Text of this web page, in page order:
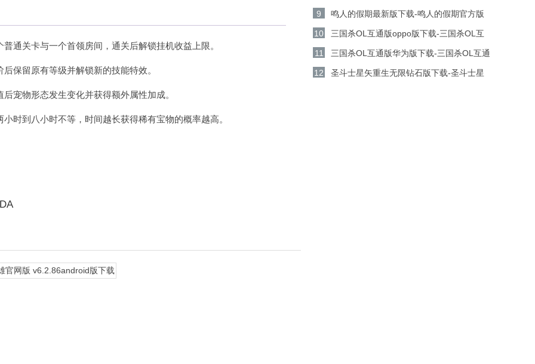
通关卡与一个首领房间，通关后解锁挂机收益上限。
保留原有等级并解锁新的技能特效。
宠物形态发生变化并获得额外属性加成。
时到八小时不等，时间越长获得稀有宝物的概率越高。
版360客户端v3.9.0安卓版下载
9
鸣人的假期最新版下载-鸣人的假期官方版
v1.23安卓版下载
10
三国杀OL互通版oppo版下载-三国杀OL互
通版oppo手机游戏v3.9.0安卓版下载
11
三国杀OL互通版华为版下载-三国杀OL互通
版华为游戏v3.9.0安卓版下载
12
圣斗士星矢重生无限钻石版下载-圣斗士星